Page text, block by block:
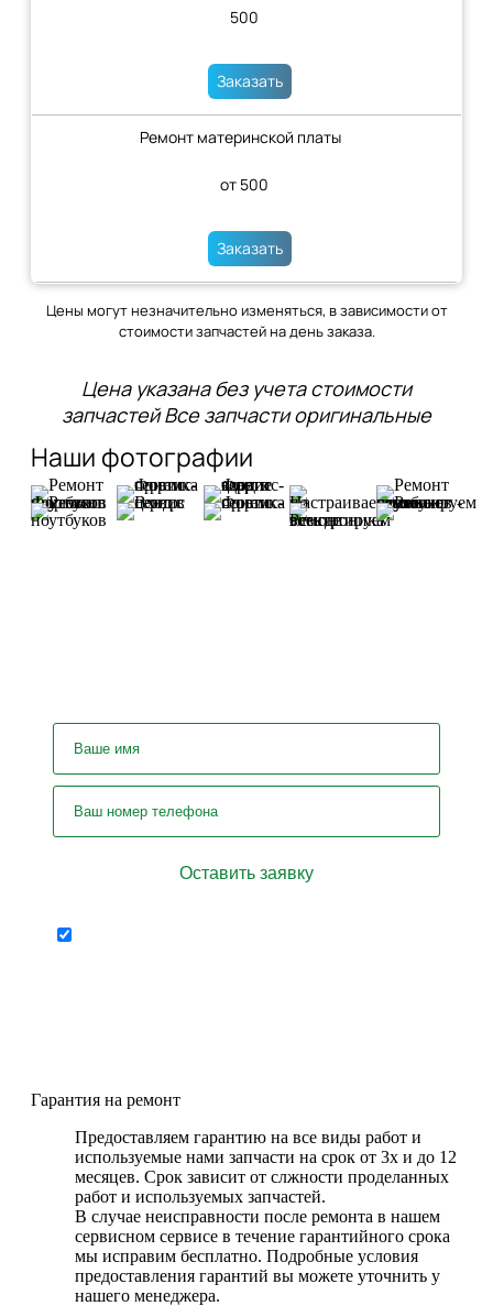
500
Заказать
Ремонт материнской платы
от 500
Заказать
Цены могут незначительно изменяться, в зависимости от
стоимости запчастей на день заказа.
Цена указана без учета стоимости
запчастей Все запчасти оригинальные
Наши фотографии
Гарантия на ремонт
Предоставляем гарантию на все виды работ и
используемые нами запчасти на срок от 3х и до 12
месяцев. Срок зависит от слжности проделанных
работ и используемых запчастей.
В случае неисправности после ремонта в нашем
сервисном сервисе в течение гарантийного срока
мы исправим бесплатно. Подробные условия
предоставления гарантий вы можете уточнить у
нашего менеджера.